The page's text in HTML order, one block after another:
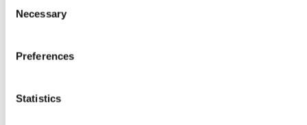
Selection
Necessary
Preferences
Statistics